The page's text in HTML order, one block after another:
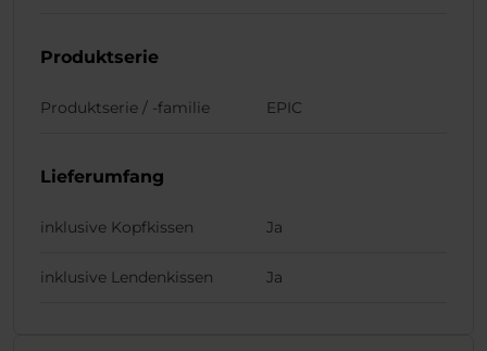
Produktserie
Produktserie / -familie EPIC
Lieferumfang
inklusive Kopfkissen Ja
inklusive Lendenkissen Ja